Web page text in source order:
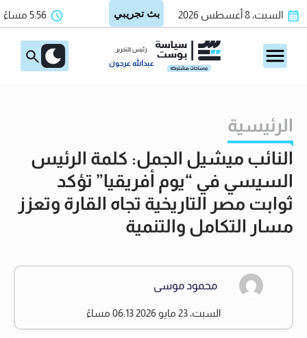
السبت، 8 أغسطس 2026 5:56 مساءً
رئيس التحرير
عبدالله عرجون
الرئيسية
النائب ميشيل الجمل: كلمة الرئيس
السيسي في “يوم أفريقيا” تؤكد
ثوابت مصر التاريخية تجاه القارة وتعزز
مسار التكامل والتنمية
محمود موسى
السبت، 23 مايو 2026 06:13 مساءً